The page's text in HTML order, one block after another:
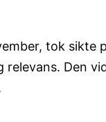
tok sikte
Den